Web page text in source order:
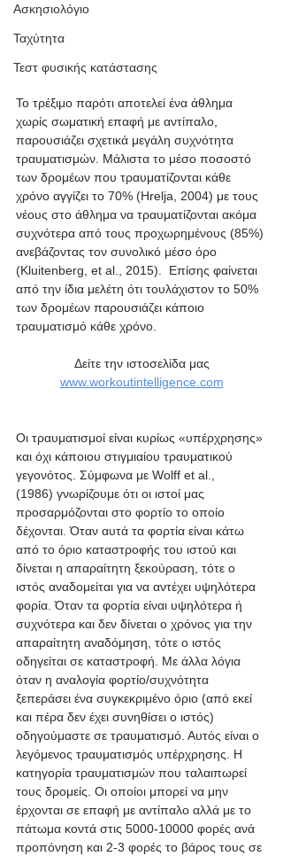
Ασκησιολόγιο
Ταχύτητα
Τεστ φυσικής κατάστασης
Το τρέξιμο παρότι αποτελεί ένα άθλημα
χωρίς σωματική επαφή με αντίπαλο,
παρουσιάζει σχετικά μεγάλη συχνότητα
τραυματισμών. Μάλιστα το μέσο ποσοστό
των δρομέων που τραυματίζονται κάθε
χρόνο αγγίζει το 70% (Ηrelja, 2004) με τους
νέους στο άθλημα να τραυματίζονται ακόμα
συχνότερα από τους προχωρημένους (85%)
ανεβάζοντας τον συνολικό μέσο όρο
(Kluitenberg, et al., 2015).  Επίσης φαίνεται
από την ίδια μελέτη ότι τουλάχιστον το 50%
των δρομέων παρουσιάζει κάποιο
τραυματισμό κάθε χρόνο.
Δείτε την ιστοσελίδα μας
www.workoutintelligence.com
Οι τραυματισμοί είναι κυρίως «υπέρχρησης»
και όχι κάποιου στιγμιαίου τραυματικού
γεγονότος. Σύμφωνα με Wolff et al.,
(1986) γνωρίζουμε ότι οι ιστοί μας
προσαρμόζονται στο φορτίο το οποίο
δέχονται. Όταν αυτά τα φορτία είναι κάτω
από το όριο καταστροφής του ιστού και
δίνεται η απαραίτητη ξεκούραση, τότε ο
ιστός αναδομείται για να αντέχει υψηλότερα
φορία. Όταν τα φορτία είναι υψηλότερα ή
συχνότερα και δεν δίνεται ο χρόνος για την
απαραίτητη αναδόμηση, τότε ο ιστός
οδηγείται σε καταστροφή. Με άλλα λόγια
όταν η αναλογία φορτίο/συχνότητα
ξεπεράσει ένα συγκεκριμένο όριο (από εκεί
και πέρα δεν έχει συνηθίσει ο ιστός)
οδηγούμαστε σε τραυματισμό. Αυτός είναι ο
λεγόμενος τραυματισμός υπέρχρησης. Η
κατηγορία τραυματισμών που ταλαιπωρεί
τους δρομείς. Οι οποίοι μπορεί να μην
έρχονται σε επαφή με αντίπαλο αλλά με το
πάτωμα κοντά στις 5000-10000 φορές ανά
προπόνηση και 2-3 φορές το βάρος τους σε